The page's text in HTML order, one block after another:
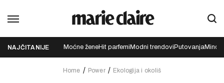
NAJČITANIJE Moćne ženeHit parfemi Modni trendovi Putovanja
Home Power Ekologija i okoliš